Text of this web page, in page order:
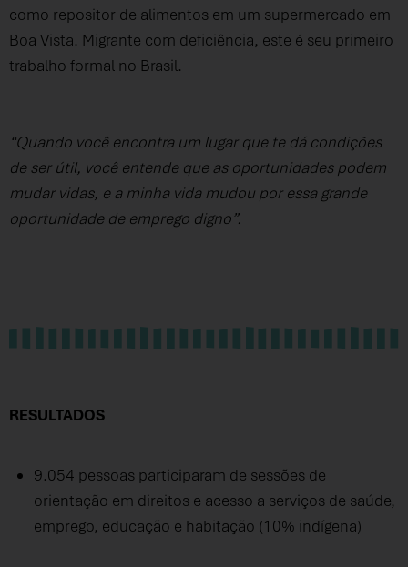
como repositor de alimentos em um supermercado em
Boa Vista. Migrante com deficiência, este é seu primeiro
trabalho formal no Brasil.
“Quando você encontra um lugar que te dá condições
de ser útil, você entende que as oportunidades podem
mudar vidas, e a minha vida mudou por essa grande
oportunidade de emprego digno”.
RESULTADOS
9.054 pessoas participaram de sessões de
orientação em direitos e acesso a serviços de saúde,
emprego, educação e habitação (10% indígena)